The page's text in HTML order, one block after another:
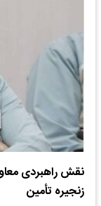
نقش راهبردی
زنجیره تأمین